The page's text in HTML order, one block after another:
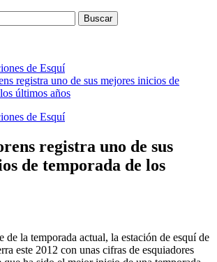
de Esquí
registra uno de sus mejores inicios de
últimos años
de Esquí
registra uno de sus
de temporada de los
de la temporada actual, la estación de esquí de
este 2012 con unas cifras de esquiadores